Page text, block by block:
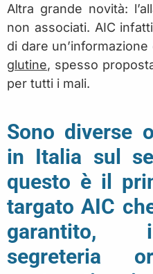
Altra grande novità:
non associati. AIC
di dare
glutine, spesso
per tutti i mali.
Sono diverse
in Italia sul
questo è il
targato AIC
garantito,
segreteria